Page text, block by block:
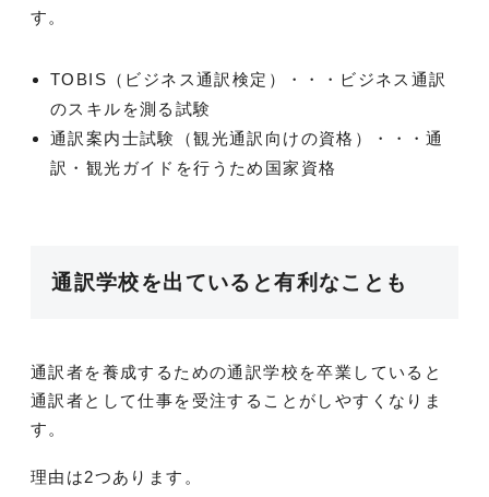
す。
TOBIS（ビジネス通訳検定）・・・ビジネス通訳
のスキルを測る試験
通訳案内士試験（観光通訳向けの資格）・・・通
訳・観光ガイドを行うため国家資格
通訳学校を出ていると有利なことも
通訳者を養成するための通訳学校を卒業していると
通訳者として仕事を受注することがしやすくなりま
す。
理由は2つあります。